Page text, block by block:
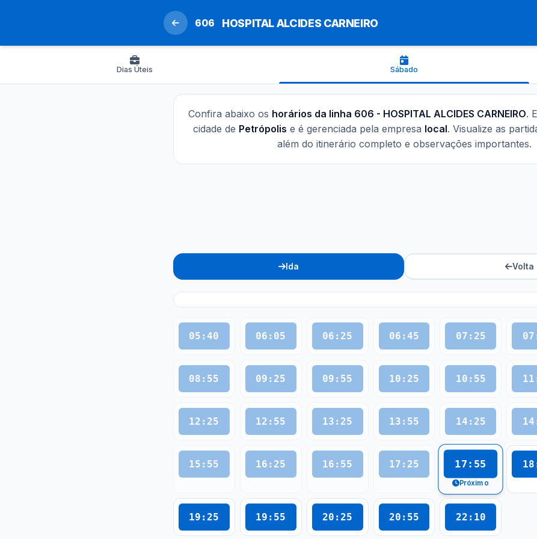
606 HOSPITAL ALCIDES CARNEIRO
Dias Úteis Sábado
Confira abaixo os horários da linha 606 - HOSPITAL ALCIDES CARNEIRO.
cidade de Petrópolis e é gerenciada pela empresa local. Visualize as
além do itinerário completo e observações importantes.
Ida Volta
05:40 06:05 06:25 06:45 07:25
08:55 09:25 09:55 10:25 10:55
12:25 12:55 13:25 13:55 14:25
15:55 16:25 16:55 17:25 17:55
Próximo
19:25 19:55 20:25 20:55 22:10